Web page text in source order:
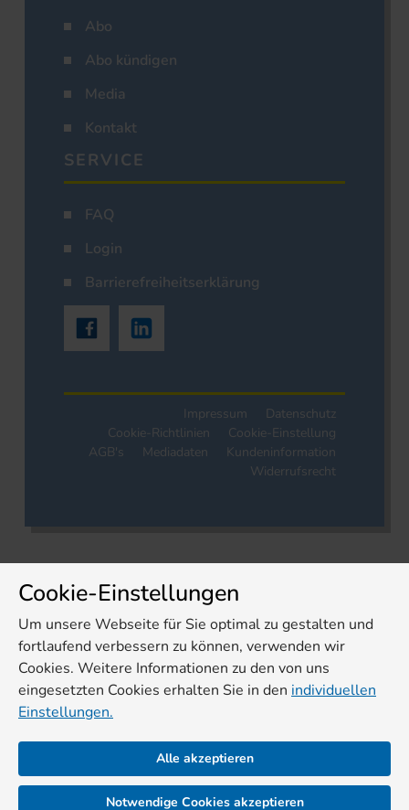
Abo
Abo kündigen
Media
Kontakt
SERVICE
FAQ
Login
Barrierefreiheitserklärung
Impressum
Datenschutz
Cookie-Richtlinien
Cookie-Einstellung
AGB's
Mediadaten
Kundeninformation
Widerrufsrecht
Cookie-Einstellungen
Um unsere Webseite für Sie optimal zu gestalten und
fortlaufend verbessern zu können, verwenden wir
Cookies. Weitere Informationen zu den von uns
eingesetzten Cookies erhalten Sie in den individuellen
Einstellungen.
Alle akzeptieren
Notwendige Cookies akzeptieren